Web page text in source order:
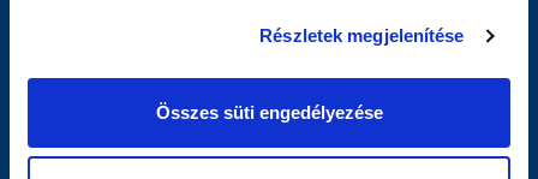
Részletek megjelenítése
Összes süti engedélyezése
Egyesület